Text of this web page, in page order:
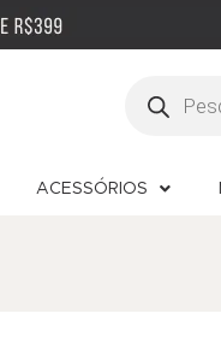
ACESSÓRIOS